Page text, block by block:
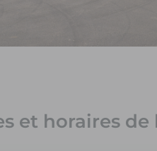
et horaires de